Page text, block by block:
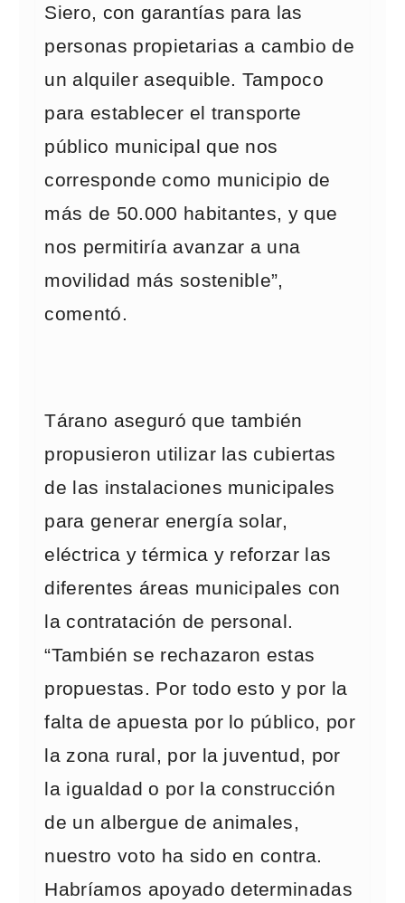
Siero, con garantías para las
personas propietarias a cambio de
un alquiler asequible. Tampoco
para establecer el transporte
público municipal que nos
corresponde como municipio de
más de 50.000 habitantes, y que
nos permitiría avanzar a una
movilidad más sostenible”,
comentó.
Tárano aseguró que también
propusieron utilizar las cubiertas
de las instalaciones municipales
para generar energía solar,
eléctrica y térmica y reforzar las
diferentes áreas municipales con
la contratación de personal.
“También se rechazaron estas
propuestas. Por todo esto y por la
falta de apuesta por lo público, por
la zona rural, por la juventud, por
la igualdad o por la construcción
de un albergue de animales,
nuestro voto ha sido en contra.
Habríamos apoyado determinadas